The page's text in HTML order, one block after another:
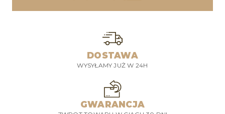
DOSTAWA
WYSYŁAMY JUŻ W 24H
GWARANCJA